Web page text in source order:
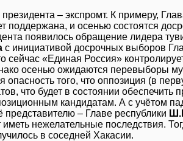
– экспромт. К примеру,
поддержана, и осенью состоятся
появилось обращение лидера
с инициативой досрочных выборов
сейчас «Единая Россия»
осенью ожидаются перевыборы
опасность того, что оппозиция (в
что будет в состоянии обеспечить
кандидатам. А с учётом
представителю – Главе республики
нежелательные последствия.
в соседней Хакасии.